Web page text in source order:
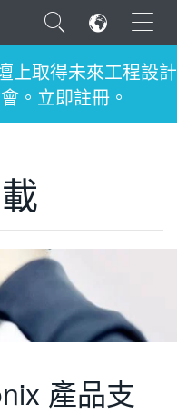
×
上取得未來工程設計
。立即註冊。
產品支